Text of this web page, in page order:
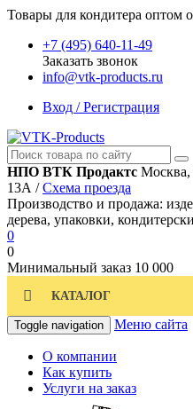
Товары для кондитера оптом
+7 (495) 640-11-49
Заказать звонок
info@vtk-products.ru
Вход / Регистрация
НПО ВТК Продактс Москва,
13А /Схема проезда
Производство и продажа:
дерева, упаковки,
0
0
Минимальный заказ 10 000
КАТАЛОГ
Toggle navigation Меню сайта
О компании
Как купить
Услуги на заказ